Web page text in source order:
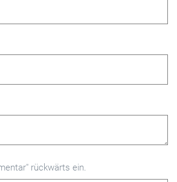
rückwärts ein.